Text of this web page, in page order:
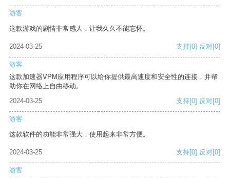
游客
这款游戏的剧情非常感人，让我久久不能忘怀。
2024-03-25 支持[0] 反对[0]
游客
这款加速器VPM应用程序可以给你提供最高速度和安全性的连接，并帮
助你在网络上自由移动。
2024-03-25
支持[0] 反对[0]
游客
这款软件的功能非常强大，使用起来非常方便。
2024-03-25 支持[0] 反对[0]
游客